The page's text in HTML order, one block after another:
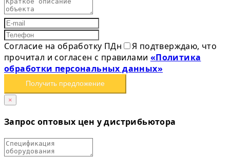
Согласие на обработку ПДн
Я подтверждаю, что
прочитал и согласен с правилами «Политика
обработки персональных данных»
Получить предложение
×
Запрос оптовых цен у дистрибьютора